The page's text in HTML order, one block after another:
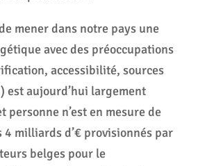
mener dans notre pays une
avec des préoccupations
accessibilité, sources
est aujourd’hui largement
personne n’est en mesure de
4 milliards d’€ provisionnés par
belges pour le